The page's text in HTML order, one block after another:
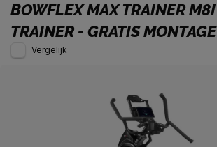
BOWFLEXMAX TRAINER
TRAINER - GRATIS MONTAGE
Vergelijk